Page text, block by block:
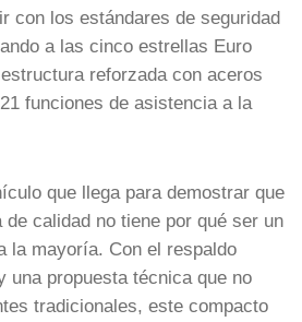
con los estándares de seguridad
a las cinco estrellas Euro
reforzada con aceros
funciones de asistencia a la
que llega para demostrar que
calidad no tiene por qué ser un
la mayoría. Con el respaldo
una propuesta técnica que no
tradicionales, este compacto